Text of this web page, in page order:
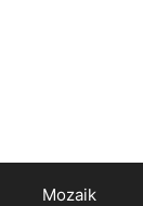
Mozaik